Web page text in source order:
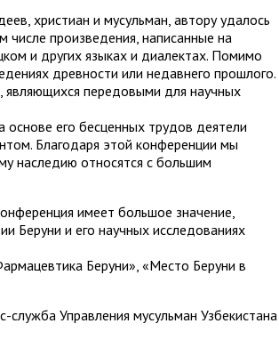
христиан и мусульман, автору удалось
числе произведения, написанные на
и других языках и диалектах. Помимо
древности или недавнего прошлого.
являющихся передовыми для научных
основе его бесценных трудов деятели
Благодаря этой конференции мы
наследию относятся с большим
имеет большое значение,
Беруни и его научных исследованиях
Беруни», «Место Беруни в
служба Управления мусульман Узбекистана